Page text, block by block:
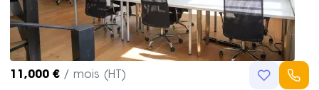
11,000 € / mois (HT)